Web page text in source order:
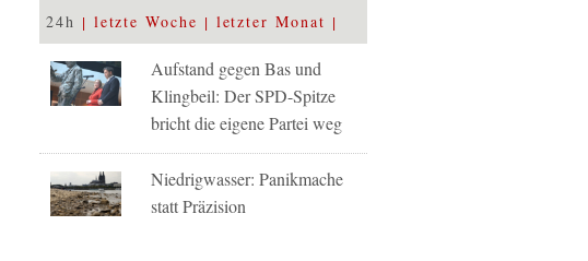
24h letzte Woche letzter Monat
Aufstand gegen Bas und
Klingbeil: Der SPD-Spitze
bricht die eigene Partei weg
Niedrigwasser: Panikmache
statt Präzision